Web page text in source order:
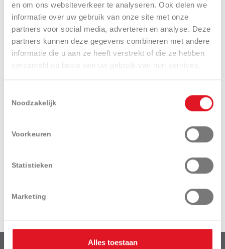
en om ons websiteverkeer te analyseren. Ook delen we
informatie over uw gebruik van onze site met onze
partners voor social media, adverteren en analyse. Deze
partners kunnen deze gegevens combineren met andere
informatie die u aan ze heeft verstrekt of die ze hebben
verzameld op basis van uw gebruik van hun services.
Noodzakelijk
Voorkeuren
Statistieken
Marketing
Alles toestaan
Ik ga akkoord met het
Verzenden